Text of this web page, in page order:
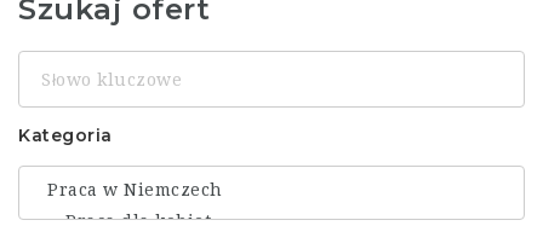
Szukaj ofert
Słowo
kluczowe
Kategoria